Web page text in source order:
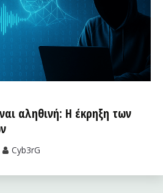
αληθινή: Η έκρηξη των
Cyb3rG